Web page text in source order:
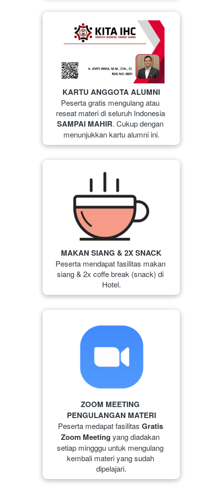
KARTU ANGGOTA ALUMNI
Peserta gratis mengulang atau
reseat materi di seluruh Indonesia
SAMPAI MAHIR. Cukup dengan
menunjukkan kartu alumni ini.
MAKAN SIANG & 2X SNACK
Peserta mendapat fasilitas makan
siang & 2x coffe break (snack) di
Hotel.
ZOOM MEETING
PENGULANGAN MATERI
Peserta medapat fasilitas Gratis
Zoom Meeting yang diadakan
setiap mingggu untuk mengulang
kembali materi yang sudah
dipelajari.